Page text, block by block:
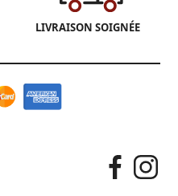
LIVRAISON SOIGNÉE